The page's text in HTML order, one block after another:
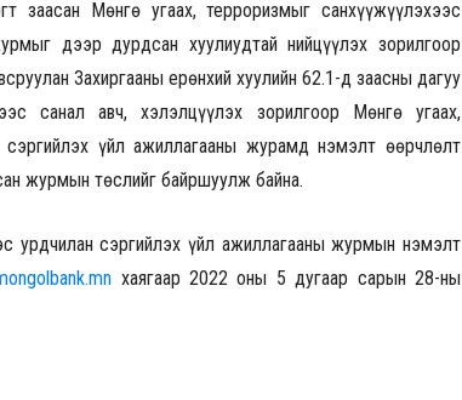
заасан Мөнгө угаах, терроризмыг санхүүжүүлэхээс
дээр дурдсан хуулиудтай нийцүүлэх зорилгоор
Захиргааны ерөнхий хуулийн 62.1-д заасны дагуу
санал авч, хэлэлцүүлэх зорилгоор Мөнгө угаах,
сэргийлэх үйл ажиллагааны журамд нэмэлт өөрчлөлт
журмын төслийг байршуулж байна.
урдчилан сэргийлэх үйл ажиллагааны журмын нэмэлт
хаягаар 2022 оны 5 дугаар сарын 28-ны